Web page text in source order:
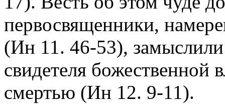
первосвященники,
(Ин 11. 46-53),
свидетеля божественной
смертью (Ин 12. 9-11).